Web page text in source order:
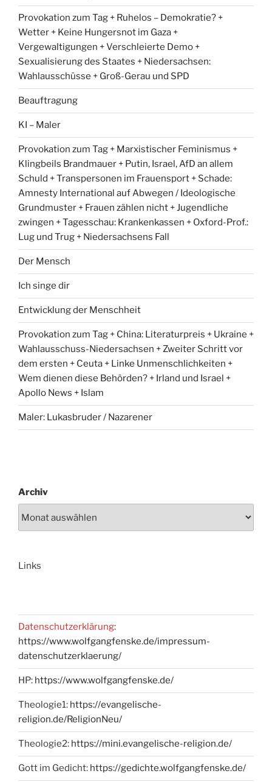
Provokation zum Tag + Ruhelos – Demokratie? +
Wetter + Keine Hungersnot im Gaza +
Vergewaltigungen + Verschleierte Demo +
Sexualisierung des Staates + Niedersachsen:
Wahlausschüsse + Groß-Gerau und SPD
Beauftragung
KI – Maler
Provokation zum Tag + Marxistischer Feminismus +
Klingbeils Brandmauer + Putin, Israel, AfD an allem
Schuld + Transpersonen im Frauensport + Schade:
Amnesty International auf Abwegen / Ideologische
Grundmuster + Frauen zählen nicht + Jugendliche
zwingen + Tagesschau: Krankenkassen + Oxford-Prof.:
Lug und Trug + Niedersachsens Fall
Der Mensch
Ich singe dir
Entwicklung der Menschheit
Provokation zum Tag + China: Literaturpreis + Ukraine +
Wahlausschuss-Niedersachsen + Zweiter Schritt vor
dem ersten + Ceuta + Linke Unmenschlichkeiten +
Wem dienen diese Behörden? + Irland und Israel +
Apollo News + Islam
Maler: Lukasbruder / Nazarener
Archiv
Links
Datenschutzerklärung:
https://www.wolfgangfenske.de/impressum-
datenschutzerklaerung/
HP: https://www.wolfgangfenske.de/
Theologie1: https://evangelische-
religion.de/ReligionNeu/
Theologie2: https://mini.evangelische-religion.de/
Gott im Gedicht: https://gedichte.wolfgangfenske.de/